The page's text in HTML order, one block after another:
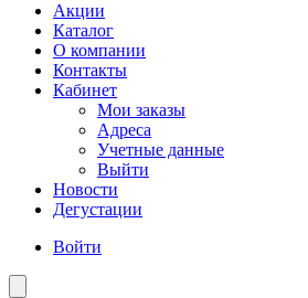
Акции
Каталог
О компании
Контакты
Кабинет
Мои заказы
Адреса
Учетные данные
Выйти
Новости
Дегустации
Войти